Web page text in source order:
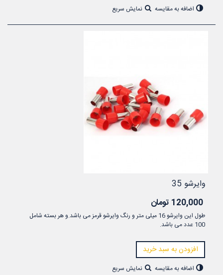
اضافه به مقایسه نمایش سریع
وایرشو 35
120,000 تومان
طول این وایرشو 16 میلی متر و رنگ وایرشو قرمز می باشد.و هر بسته شامل
100 عدد می باشد.
افزودن به سبد خرید
اضافه به مقایسه نمایش سریع